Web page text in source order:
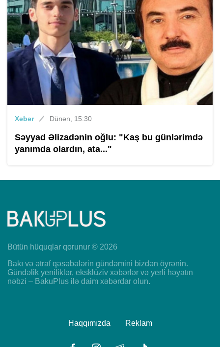
Xəbər Dünən, 15:30
Səyyad Əlizadənin oğlu: "Kaş bu günlərimdə
yanımda olardın, ata..."
Bütün hüquqlar qorunur © 2026
Bakı və ətraf qəsəbələrin gündəmini bizdən öyrənin.
Gündəlik yeniliklər, eksklüziv xəbərlər və yerli həyatın
nəbzi – BakuPlus ilə daim xəbərdar olun.
Haqqımızda Reklam